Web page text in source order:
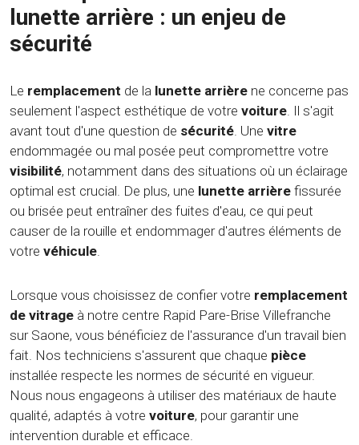
lunette arrière : un enjeu de
sécurité
Le remplacement de la lunette arrière ne concerne pas
seulement l'aspect esthétique de votre voiture. Il s'agit
avant tout d'une question de sécurité. Une vitre
endommagée ou mal posée peut compromettre votre
visibilité, notamment dans des situations où un éclairage
optimal est crucial. De plus, une lunette arrière fissurée
ou brisée peut entraîner des fuites d'eau, ce qui peut
causer de la rouille et endommager d'autres éléments de
votre véhicule.
Lorsque vous choisissez de confier votre remplacement
de vitrage à notre centre Rapid Pare-Brise Villefranche
sur Saone, vous bénéficiez de l'assurance d'un travail bien
fait. Nos techniciens s'assurent que chaque pièce
installée respecte les normes de sécurité en vigueur.
Nous nous engageons à utiliser des matériaux de haute
qualité, adaptés à votre voiture, pour garantir une
intervention durable et efficace.